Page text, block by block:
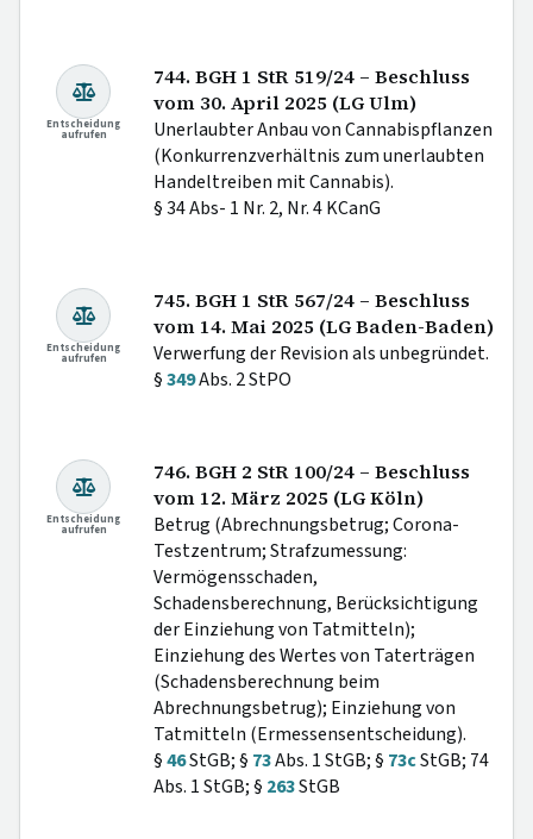
Entscheidung
aufrufen
744. BGH 1 StR 519/24 – Beschluss
vom 30. April 2025 (LG Ulm)
Unerlaubter Anbau von Cannabispflanzen
(Konkurrenzverhältnis zum unerlaubten
Handeltreiben mit Cannabis).
§ 34 Abs- 1 Nr. 2, Nr. 4 KCanG
Entscheidung
aufrufen
745. BGH 1 StR 567/24 – Beschluss
vom 14. Mai 2025 (LG Baden-Baden)
Verwerfung der Revision als unbegründet.
§349Abs. 2 StPO
Entscheidung
aufrufen
746. BGH 2 StR 100/24 – Beschluss
vom 12. März 2025 (LG Köln)
Betrug (Abrechnungsbetrug; Corona-
Testzentrum; Strafzumessung:
Vermögensschaden,
Schadensberechnung, Berücksichtigung
der Einziehung von Tatmitteln);
Einziehung des Wertes von Taterträgen
(Schadensberechnung beim
Abrechnungsbetrug); Einziehung von
Tatmitteln (Ermessensentscheidung).
§46StGB; § 73Abs. 1 StGB; § 73cStGB; 74
Abs. 1 StGB; § 263StGB